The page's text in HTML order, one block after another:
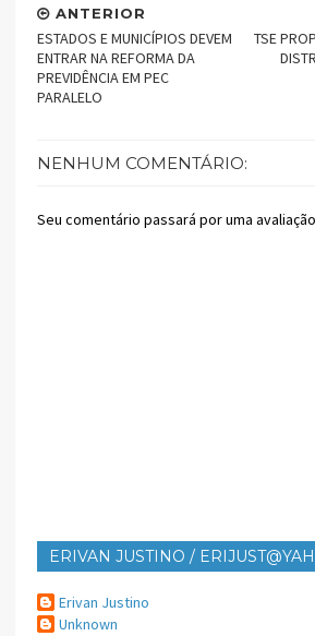
TSE
ANTERIOR
ESTADOS E MUNICÍPIOS DEVEM
ENTRAR NA REFORMA DA
PREVIDÊNCIA EM PEC
PARALELO
NENHUM COMENTÁRIO:
Seu comentário passará por uma
ERIVAN JUSTINO /
Erivan Justino
Unknown